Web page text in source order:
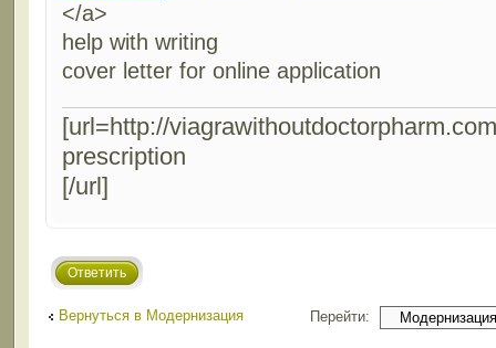
</a>
help with writing
cover letter for online application
[url=http://
prescription
[/url]
Ответить
Вернуться в Модернизация Перейти: